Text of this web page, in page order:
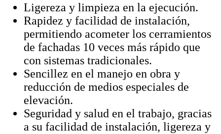
Ligereza y limpieza en la ejecución.
Rapidez y facilidad de instalación,
permitiendo acometer los cerramientos
de fachadas 10 veces más rápido que
con sistemas tradicionales.
Sencillez en el manejo en obra y
reducción de medios especiales de
elevación.
Seguridad y salud en el trabajo, gracias
a su facilidad de instalación, ligereza y